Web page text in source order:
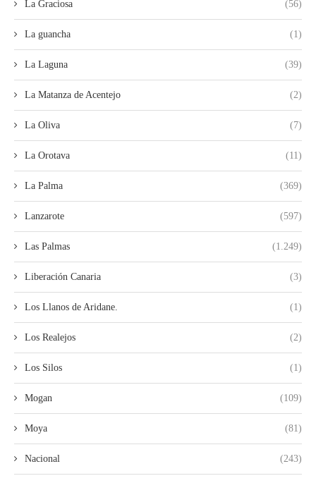
La Graciosa (56)
La guancha (1)
La Laguna (39)
La Matanza de Acentejo (2)
La Oliva (7)
La Orotava (11)
La Palma (369)
Lanzarote (597)
Las Palmas (1.249)
Liberación Canaria (3)
Los Llanos de Aridane. (1)
Los Realejos (2)
Los Silos (1)
Mogan (109)
Moya (81)
Nacional (243)